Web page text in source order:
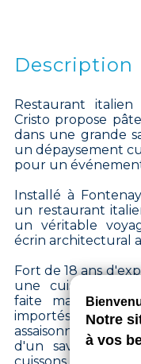
Description
Restaurant
Cristo propose
dans une grande
un dépaysement
pour un
Installé à
un restaurant
un véritable
écrin architectural
Fort de 18 ans
une cuisine
faite maison à
importés d'Italie.
assaisonnements
d'un savoir-faire